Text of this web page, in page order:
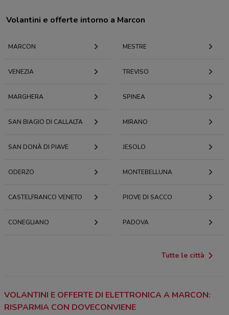
Volantini e offerte intorno a Marcon
MARCON MESTRE
VENEZIA TREVISO
MARGHERA SPINEA
SAN BIAGIO DI CALLALTA MIRANO
SAN DONÀ DI PIAVE JESOLO
ODERZO MONTEBELLUNA
CASTELFRANCO VENETO PIOVE DI SACCO
CONEGLIANO PADOVA
Tutte le città
VOLANTINI E OFFERTE DI ELETTRONICA A MARCON:
RISPARMIA CON DOVECONVIENE